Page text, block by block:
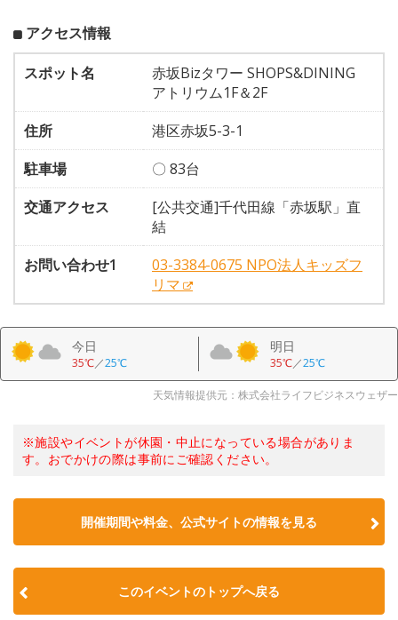
アクセス情報
スポット名
赤坂Bizタワー SHOPS&DINING
アトリウム1F＆2F
住所
港区赤坂5-3-1
駐車場
〇 83台
交通アクセス
[公共交通]千代田線「赤坂駅」直
結
お問い合わせ1
03-3384-0675 NPO法人キッズフ
リマ
今日
35℃／25℃
明日
35℃／25℃
天気情報提供元：株式会社ライフビジネスウェザー
※施設やイベントが休園・中止になっている場合がありま
す。おでかけの際は事前にご確認ください。
開催期間や料金、公式サイトの情報を見る
このイベントのトップへ戻る